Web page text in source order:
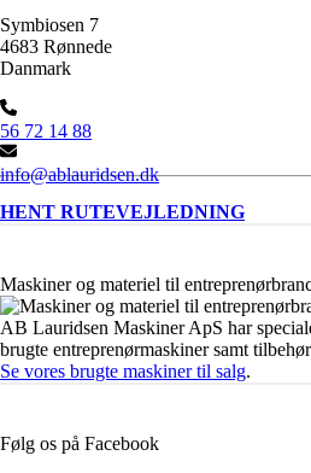
Symbiosen 7
4683 Rønnede
Danmark
56 72 14 88
info@ablauridsen.dk
HENT RUTEVEJLEDNING
Maskiner og materiel til
AB Lauridsen Maskiner ApS har
brugte entreprenørmaskiner samt
Se vores brugte maskiner til salg.
Følg os på Facebook